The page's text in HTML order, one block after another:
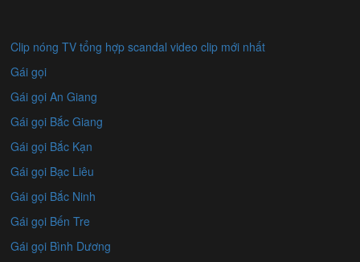
Clip nóng TV tổng hợp scandal video clip mới nhất
Gái gọi
Gái gọi An Giang
Gái gọi Bắc Giang
Gái gọi Bắc Kạn
Gái gọi Bạc Liêu
Gái gọi Bắc Ninh
Gái gọi Bến Tre
Gái gọi Bình Dương